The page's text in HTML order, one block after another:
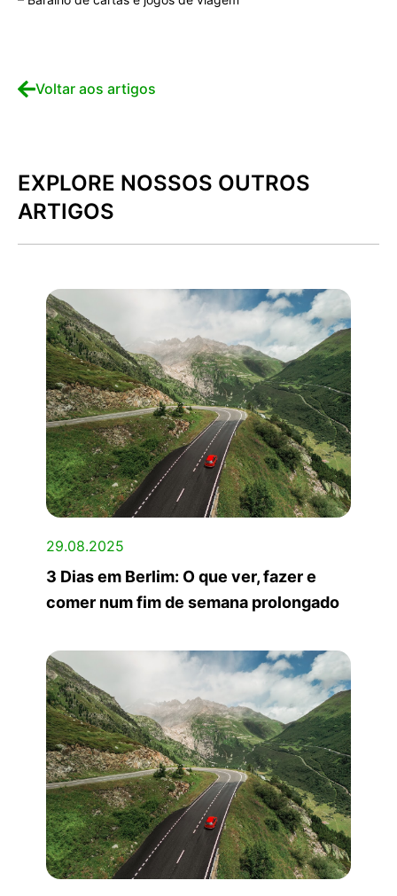
Voltar aos artigos
EXPLORE NOSSOS OUTROS
ARTIGOS
29.08.2025
3 Dias em Berlim: O que ver, fazer e
comer num fim de semana prolongado